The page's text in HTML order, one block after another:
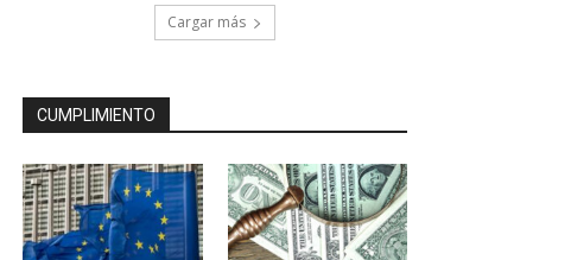
Cargar más
CUMPLIMIENTO